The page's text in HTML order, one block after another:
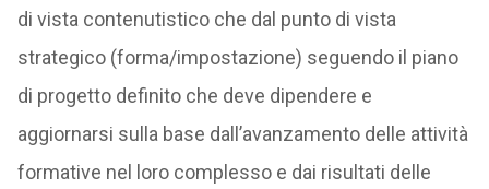
di vista contenutistico che dal punto di vista
strategico (forma/impostazione) seguendo il piano
di progetto definito che deve dipendere e
aggiornarsi sulla base dall’avanzamento delle attività
formative nel loro complesso e dai risultati delle